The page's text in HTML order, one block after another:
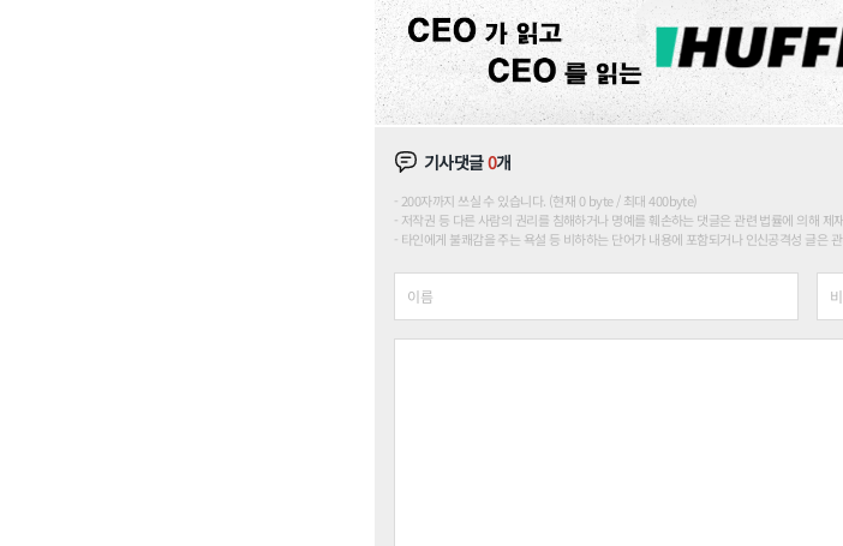
기사댓글0개
200자까지 쓰실 수 있습니다. (현재 0 byte / 최대 400byte)
저작권 등 다른 사람의 권리를 침해하거나 명예를 훼손하는 댓글은 관련 법률에 의해 제
타인에게 불쾌감을 주는 욕설 등 비하하는 단어가 내용에 포함되거나 인신공격성 글은